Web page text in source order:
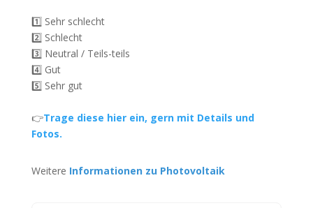
1️⃣ Sehr schlecht
2️⃣ Schlecht
3️⃣ Neutral / Teils-teils
4️⃣ Gut
5️⃣ Sehr gut
👉Trage diese hier ein, gern mit Details und
Fotos.
Weitere Informationen zu Photovoltaik